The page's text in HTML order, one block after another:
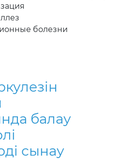
болезни
балау
сынау